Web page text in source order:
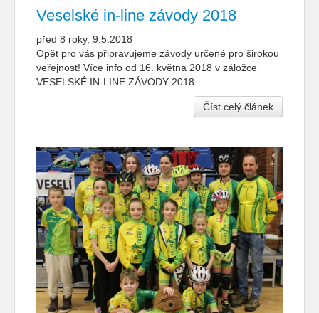
Veselské in-line závody 2018
před 8 roky, 9.5.2018
Opět pro vás připravujeme závody určené pro širokou
veřejnost! Více info od 16. května 2018 v záložce
VESELSKÉ IN-LINE ZÁVODY 2018
Číst celý článek